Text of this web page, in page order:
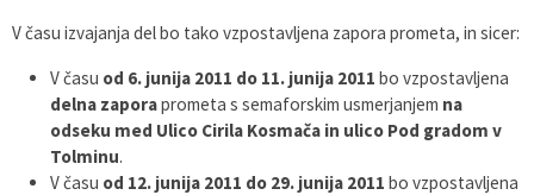
V času izvajanja del bo tako vzpostavljena zapora prometa, in sicer:
V času od 6. junija 2011 do 11. junija 2011 bo vzpostavljena
delna zaporaprometa s semaforskim usmerjanjem na
odseku med Ulico Cirila Kosmača in ulico Pod gradom v
Tolminu.
V času od 12. junija 2011 do 29. junija 2011 bo vzpostavljena